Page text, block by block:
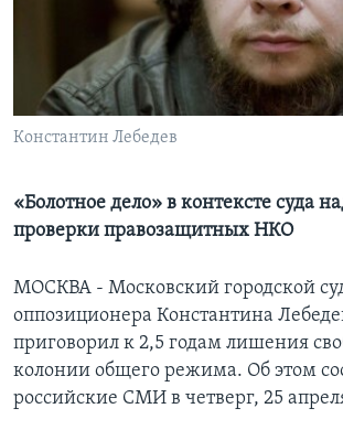
Learning English
СОЦИАЛЬНЫЕ СЕТИ
Языки
Константин Лебедев
«Болотное дело» в контексте суда
проверки правозащитных НКО
МОСКВА - Московский городской
оппозиционера Константина
приговорил к 2,5 годам лишения
колонии общего режима. Об этом
российские СМИ в четверг, 25